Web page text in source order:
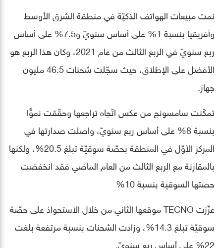
نمت مبيعات الهواتف الذكيّة في منطقة الشرق الأوسط
وأفريقيا بنسبة 1% على أساس سنويّ و7.5% على أساس
ربع سنويّ في الربع الثالث من عام 2021، وكان هذا الربع هو
الأفضل على الإطلاق، حيث سجّلت شحنات 46.5 مليون
جهاز.
تمكّنت سامسونج من عكس اتّجاه تراجعها وحقّقت نموًّا
بنسبة 8% على أساس ربع سنويّ، واصلت صدارتها في
المركز الأوّل في المنطقة بحصّة سوقيّة تبلغ 20.5%، ولكنها
بالمقارنة مع الربع الثالث من العام الماضي فقد انخفضت
حصتها السوقية بنسبة 10%
عزّزت TECNO موقعها الثاني من خلال الاستحواذ على حصّة
سوقيّة تبلغ 14.3%، وزادت الشحنات بنسبة مرتفعة بلغت
22% على أساس ربع سنويّ.